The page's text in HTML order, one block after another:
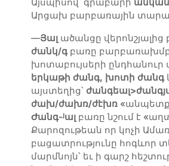
Այսպիսով՝ գրաբարի
Արցախ բարբառային
—Յալ ածանցը
ժանկ/գ բառը
խոտաբույսերի ընդհանուր
երկաթի ժանգ, խոտի ժանգ
այստեղից՝
ժախ/ժախռ/ժէխռ «անպետք
Ժանգ-յալ բառը նշում է
Քարոզութեան որ կոչի
բացատրությունը հոգևոր
մարմնոյն՝ եւ ի գարշ